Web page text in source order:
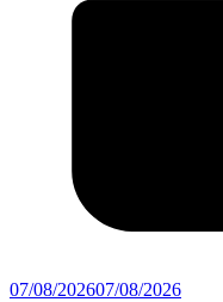
07/08/202607/08/2026